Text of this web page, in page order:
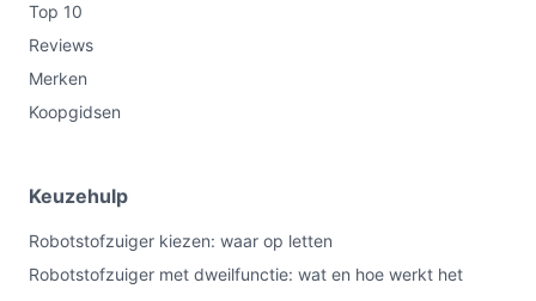
Top 10
Reviews
Merken
Koopgidsen
Keuzehulp
Robotstofzuiger kiezen: waar op letten
Robotstofzuiger met dweilfunctie: wat en hoe werkt het